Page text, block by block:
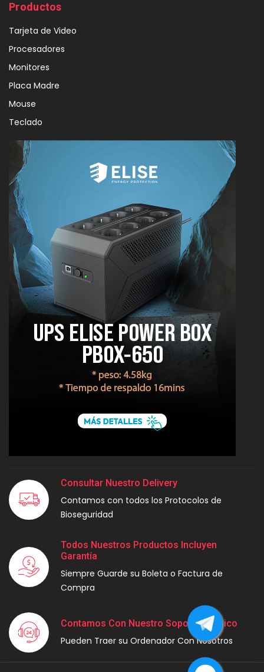
Productos
Tarjeta de Video
Procesadores
Monitores
Placa Madre
Mouse
Teclado
Consultar Nuestro Delivery
Contamos con todos los Protocolos de
Bioseguridad
Todos Nuestros Productos Incluyen
Garantía
Siempre Guarde su Boleta o Factura de
Compra
Contamos Con Nuestro Soporte Técnico
Pueden Traer su Ordenador Con Nosotros